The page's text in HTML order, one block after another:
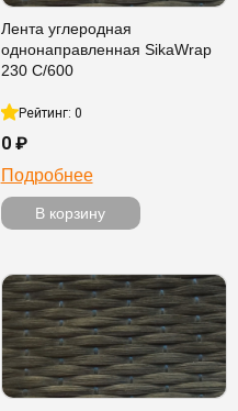
Лента углеродная
однонаправленная SikaWrap
230 C/600
Рейтинг: 0
0 ₽
Подробнее
В корзину